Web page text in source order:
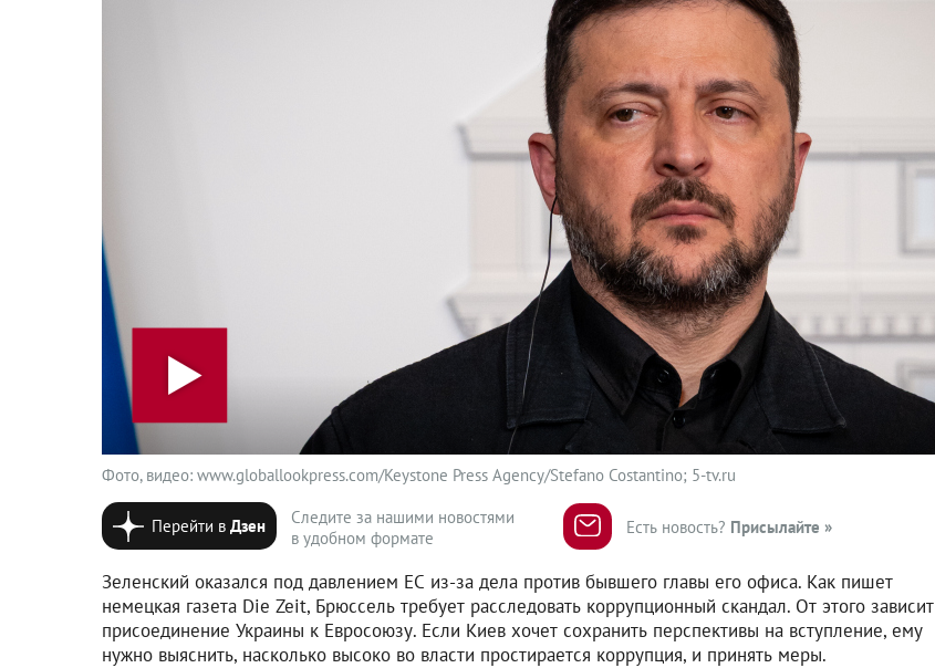
Фото, видео: www.globallookpress.com/Keystone Press Agency/Stefano Costantino; 5-tv.ru
Перейти вДзен
Следите за нашими новостями
в удобном формате
Есть новость? Присылайте »
Зеленский оказался под давлением ЕС из-за дела против бывшего главы его офиса. Как пишет
немецкая газета Die Zeit, Брюссель требует расследовать коррупционный скандал. От этого зависит
присоединение Украины к Евросоюзу. Если Киев хочет сохранить перспективы на вступление, ему
нужно выяснить, насколько высоко во власти простирается коррупция, и принять меры.